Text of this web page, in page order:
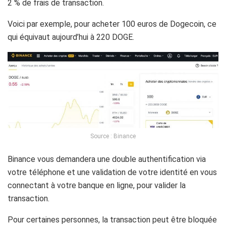
2 % de frais de transaction.
Voici par exemple, pour acheter 100 euros de Dogecoin, ce
qui équivaut aujourd’hui à 220 DOGE.
Source : Binance
Binance vous demandera une double authentification via
votre téléphone et une validation de votre identité en vous
connectant à votre banque en ligne, pour valider la
transaction.
Pour certaines personnes, la transaction peut être bloquée